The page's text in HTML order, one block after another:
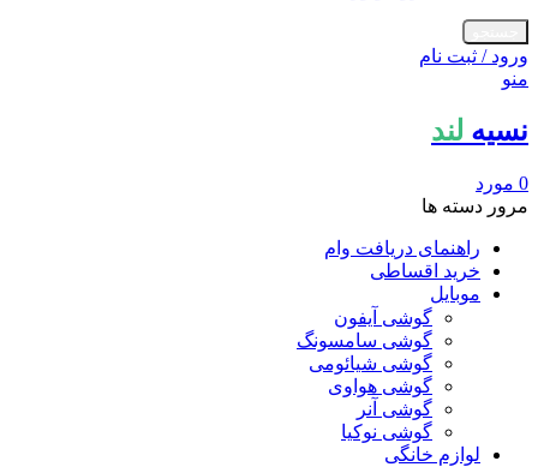
ورود / ثبت نام
منو
نسیه لند
0 مورد
مرور دسته ها
راهنمای دریافت وام
خرید اقساطی
موبایل
گوشی آیفون
گوشی سامسونگ
گوشی شیائومی
گوشی هواوی
گوشی آنر
گوشی نوکیا
لوازم خانگی